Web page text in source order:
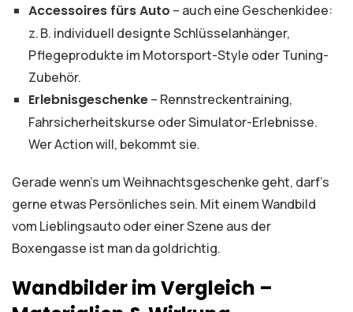
Accessoires fürs Auto – auch eine Geschenkidee:
z. B. individuell designte Schlüsselanhänger,
Pflegeprodukte im Motorsport-Style oder Tuning-
Zubehör.
Erlebnisgeschenke– Rennstreckentraining,
Fahrsicherheitskurse oder Simulator-Erlebnisse.
Wer Action will, bekommt sie.
Gerade wenn’s um Weihnachtsgeschenke geht, darf’s
gerne etwas Persönliches sein. Mit einem Wandbild
vom Lieblingsauto oder einer Szene aus der
Boxengasse ist man da goldrichtig.
Wandbilder im Vergleich –